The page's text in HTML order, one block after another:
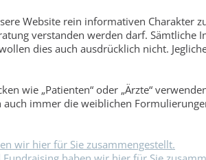
Website rein informativen Charakter
verstanden werden darf.
dies auch ausdrücklich nicht.
wie „Patienten“ oder „Ärzte“
immer die weiblichen
wir hier für Sie zusammengestellt.